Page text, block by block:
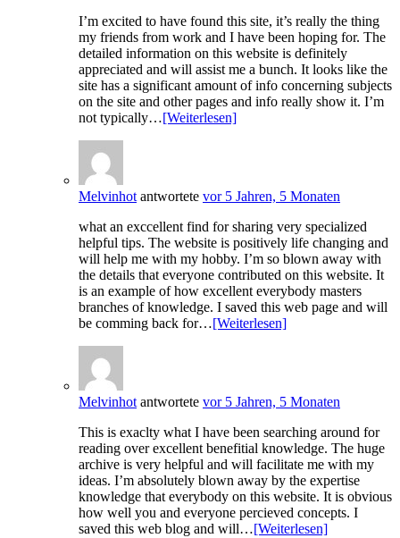
I’m excited to have found this site, it’s really the thing
my friends from work and I have been hoping for. The
detailed information on this website is definitely
appreciated and will assist me a bunch. It looks like the
site has a significant amount of info concerning subjects
on the site and other pages and info really show it. I’m
not typically…[Weiterlesen]
Melvinhotantwortete vor 5 Jahren, 5 Monaten
what an exccellent find for sharing very specialized
helpful tips. The website is positively life changing and
will help me with my hobby. I’m so blown away with
the details that everyone contributed on this website. It
is an example of how excellent everybody masters
branches of knowledge. I saved this web page and will
be comming back for…[Weiterlesen]
Melvinhotantwortete vor 5 Jahren, 5 Monaten
This is exaclty what I have been searching around for
reading over excellent benefitial knowledge. The huge
archive is very helpful and will facilitate me with my
ideas. I’m absolutely blown away by the expertise
knowledge that everybody on this website. It is obvious
how well you and everyone percieved concepts. I
saved this web blog and will…[Weiterlesen]